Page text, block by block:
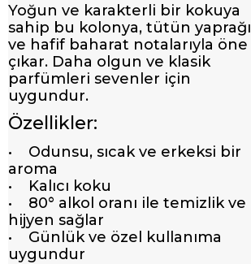
Yoğun ve karakterli bir kokuya
sahip bu kolonya, tütün yaprağı
ve hafif baharat notalarıyla öne
çıkar. Daha olgun ve klasik
parfümleri sevenler için
uygundur.
Özellikler:
• Odunsu, sıcak ve erkeksi bir
aroma
• Kalıcı koku
• 80° alkol oranı ile temizlik ve
hijyen sağlar
• Günlük ve özel kullanıma
uygundur